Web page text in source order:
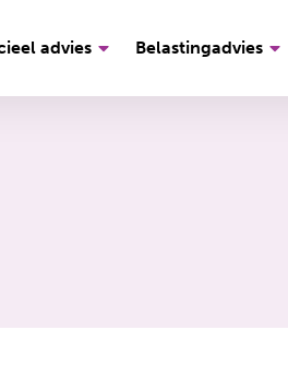
advies Belastingadvies